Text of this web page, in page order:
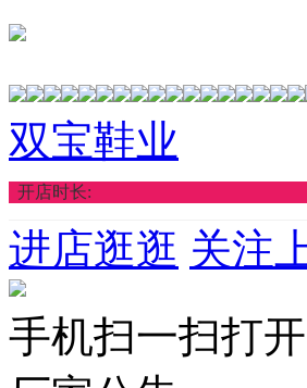
双宝鞋业
开店时长:
进店逛逛 关注
手机扫一扫打